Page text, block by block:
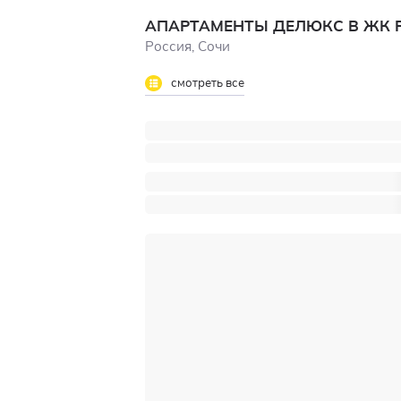
АПАРТАМЕНТЫ ДЕЛЮКС В ЖК
Россия, Сочи
смотреть все